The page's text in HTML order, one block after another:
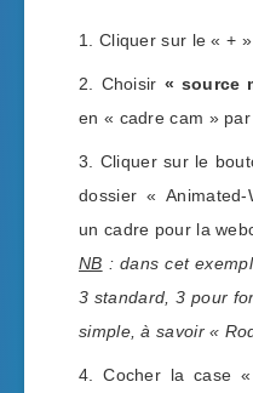
Cliquer sur le « +
Choisir « source
en « cadre cam »
Cliquer sur le
dossier «
un cadre pour la
NB : dans cet
3 standard, 3 pour
simple, à savoir «
Cocher la case